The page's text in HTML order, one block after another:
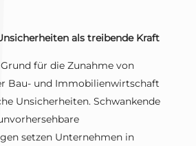
als treibende Kraft
für die Zunahme von
Bau- und Immobilienwirtschaft
Unsicherheiten. Schwankende
setzen Unternehmen in